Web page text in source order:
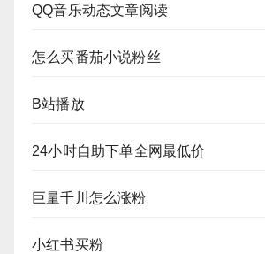
QQ音乐动态文章阅读
怎么买番茄小说粉丝
B站播放
24小时自助下单全网最低价
巨量千川怎么涨粉
小红书买粉